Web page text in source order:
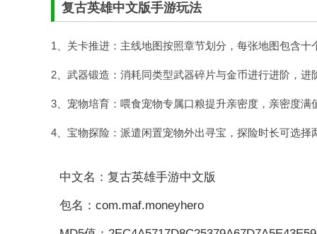
复古英雄中文版手游玩法
1、关卡推进：主线地图按照章节划分，每张地图包含
2、武器锻造：消耗同类型武器碎片与金币进行进阶，
3、宠物培育：喂食宠物专属口粮提升亲密度，亲密度
4、宝物探险：派遣闲置宠物外出寻宝，探险时长可选
中文名：复古英雄手游中文版
包名：com.maf.moneyhero